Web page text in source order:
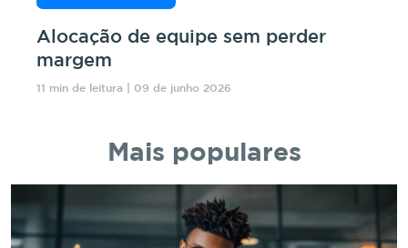
Alocação de equipe sem perder
margem
11 min de leitura | 09 de junho 2026
Mais populares